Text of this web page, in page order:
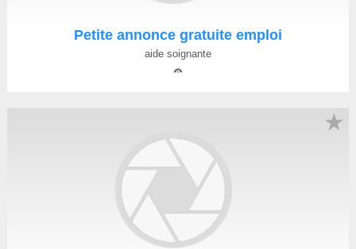
Petite annonce gratuite emploi
aide soignante
★